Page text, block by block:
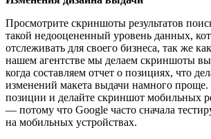
Просмотрите скриншоты результатов
такой недооцененный уровень данных,
отслеживать для своего бизнеса, так же
нашем агентстве мы делаем скриншоты
когда составляем отчет о позициях, что
изменений макета выдачи намного
позиции и делайте скриншот мобильных
— потому что Google часто сначала
на мобильных устройствах.